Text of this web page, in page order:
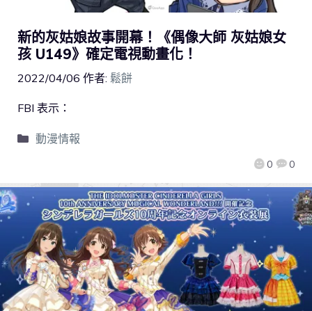
新的灰姑娘故事開幕！《偶像大師 灰姑娘女
孩 U149》確定電視動畫化！
2022/04/06 作者: 鬆餅
0 0
FBI 表示：
動漫情報